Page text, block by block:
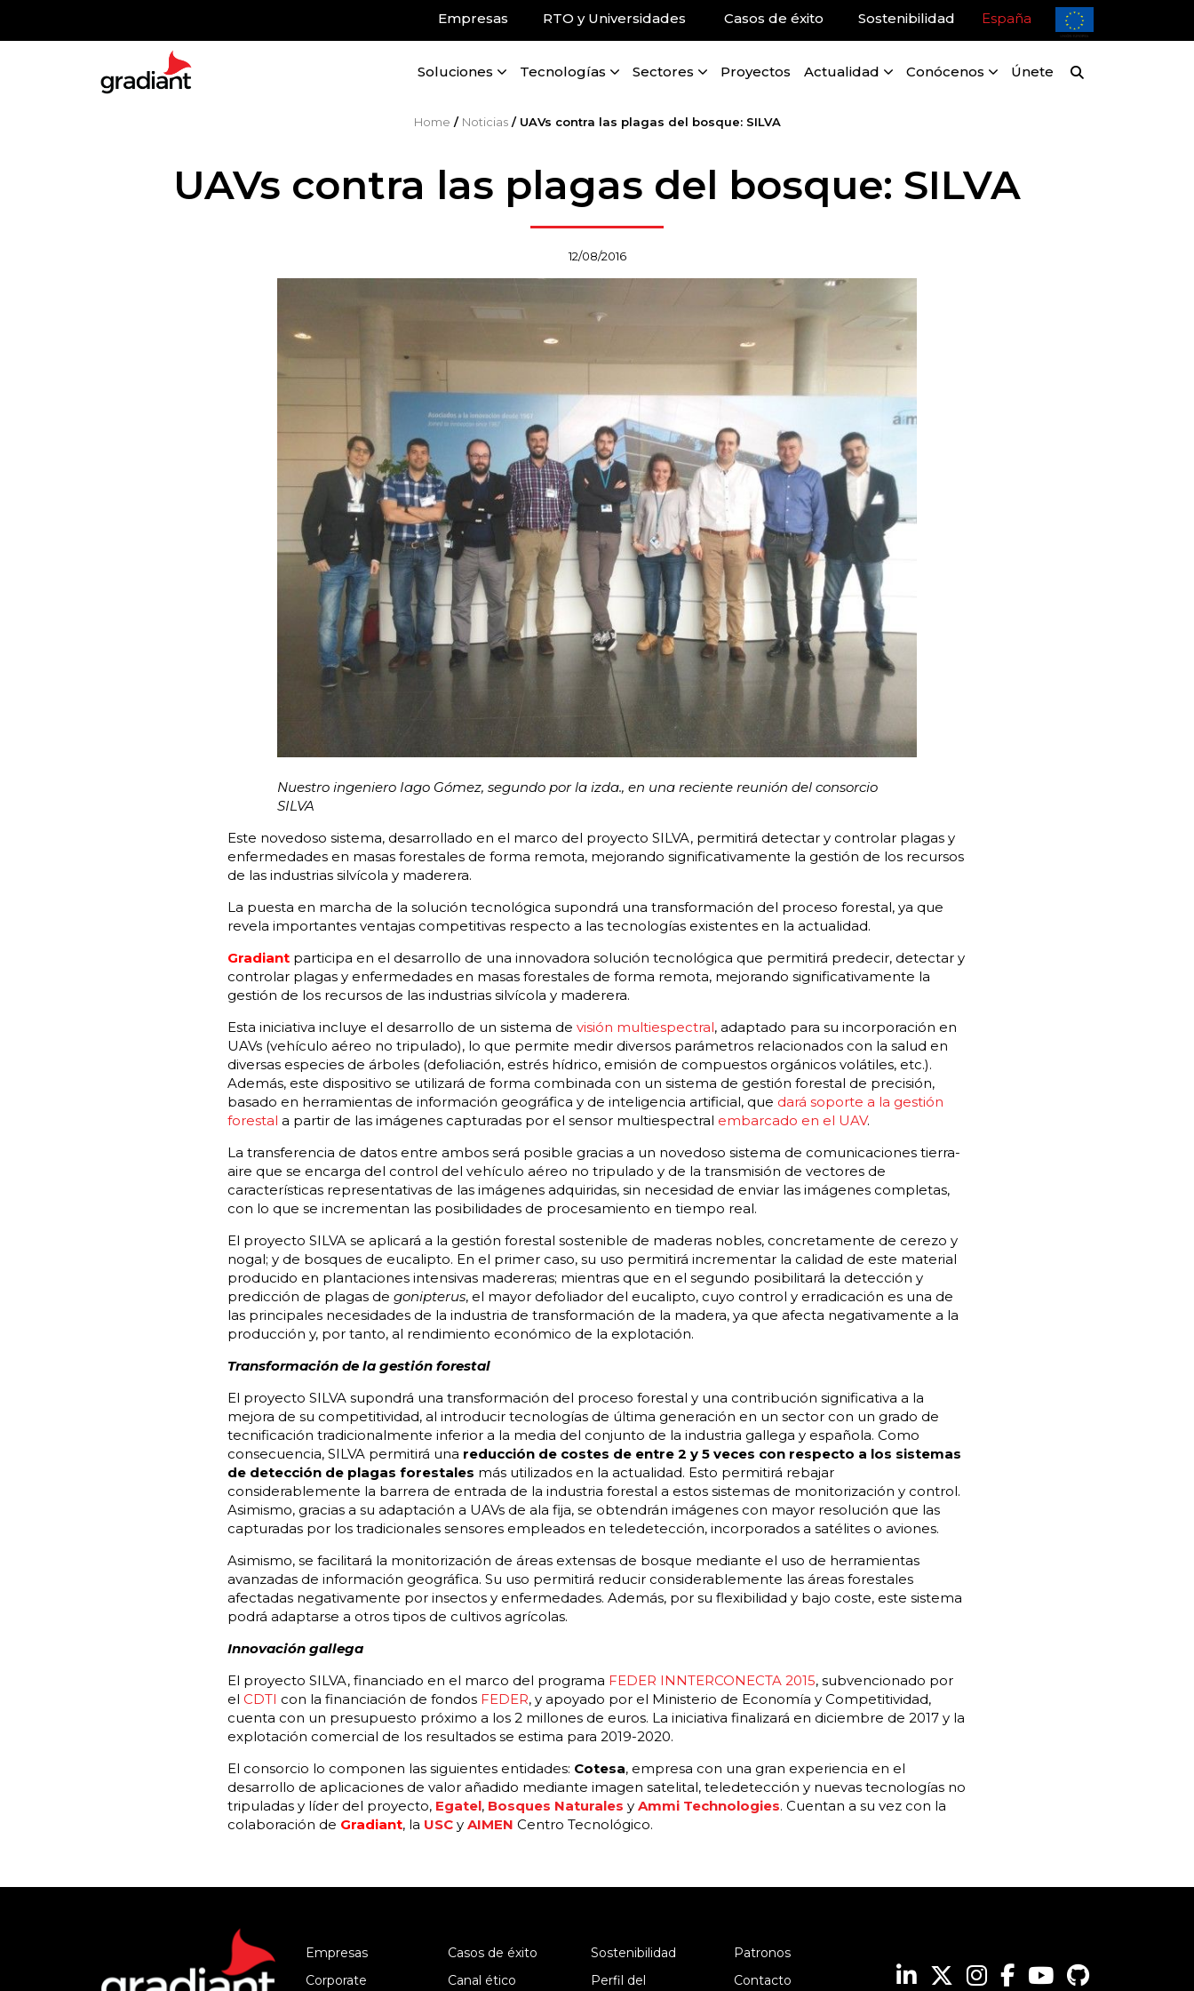
Empresas RTO y Universidades Casos de éxito Sostenibilidad España
Soluciones Tecnologías Sectores Proyectos Actualidad Conócenos Únete
Home / Noticias/ UAVs contra las plagas del bosque: SILVA
UAVs contra las plagas del bosque: SILVA
12/08/2016
Nuestro ingeniero Iago Gómez, segundo por la izda., en una reciente reunión del consorcio
SILVA
Este novedoso sistema, desarrollado en el marco del proyecto SILVA, permitirá detectar y controlar plagas y
enfermedades en masas forestales de forma remota, mejorando significativamente la gestión de los recursos
de las industrias silvícola y maderera.
La puesta en marcha de la solución tecnológica supondrá una transformación del proceso forestal, ya que
revela importantes ventajas competitivas respecto a las tecnologías existentes en la actualidad.
Gradiant participa en el desarrollo de una innovadora solución tecnológica que permitirá predecir, detectar y
controlar plagas y enfermedades en masas forestales de forma remota, mejorando significativamente la
gestión de los recursos de las industrias silvícola y maderera.
Esta iniciativa incluye el desarrollo de un sistema de visión multiespectral, adaptado para su incorporación en
UAVs (vehículo aéreo no tripulado), lo que permite medir diversos parámetros relacionados con la salud en
diversas especies de árboles (defoliación, estrés hídrico, emisión de compuestos orgánicos volátiles, etc.).
Además, este dispositivo se utilizará de forma combinada con un sistema de gestión forestal de precisión,
basado en herramientas de información geográfica y de inteligencia artificial, que dará soporte a la gestión
forestal a partir de las imágenes capturadas por el sensor multiespectral embarcado en el UAV.
La transferencia de datos entre ambos será posible gracias a un novedoso sistema de comunicaciones tierra-
aire que se encarga del control del vehículo aéreo no tripulado y de la transmisión de vectores de
características representativas de las imágenes adquiridas, sin necesidad de enviar las imágenes completas,
con lo que se incrementan las posibilidades de procesamiento en tiempo real.
El proyecto SILVA se aplicará a la gestión forestal sostenible de maderas nobles, concretamente de cerezo y
nogal; y de bosques de eucalipto. En el primer caso, su uso permitirá incrementar la calidad de este material
producido en plantaciones intensivas madereras; mientras que en el segundo posibilitará la detección y
predicción de plagas de gonipterus, el mayor defoliador del eucalipto, cuyo control y erradicación es una de
las principales necesidades de la industria de transformación de la madera, ya que afecta negativamente a la
producción y, por tanto, al rendimiento económico de la explotación.
Transformación de la gestión forestal
El proyecto SILVA supondrá una transformación del proceso forestal y una contribución significativa a la
mejora de su competitividad, al introducir tecnologías de última generación en un sector con un grado de
tecnificación tradicionalmente inferior a la media del conjunto de la industria gallega y española. Como
consecuencia, SILVA permitirá una reducción de costes de entre 2 y 5 veces con respecto a los sistemas
de detección de plagas forestales más utilizados en la actualidad. Esto permitirá rebajar
considerablemente la barrera de entrada de la industria forestal a estos sistemas de monitorización y control.
Asimismo, gracias a su adaptación a UAVs de ala fija, se obtendrán imágenes con mayor resolución que las
capturadas por los tradicionales sensores empleados en teledetección, incorporados a satélites o aviones.
Asimismo, se facilitará la monitorización de áreas extensas de bosque mediante el uso de herramientas
avanzadas de información geográfica. Su uso permitirá reducir considerablemente las áreas forestales
afectadas negativamente por insectos y enfermedades. Además, por su flexibilidad y bajo coste, este sistema
podrá adaptarse a otros tipos de cultivos agrícolas.
Innovación gallega
El proyecto SILVA, financiado en el marco del programa FEDER INNTERCONECTA 2015, subvencionado por
el CDTI con la financiación de fondos FEDER, y apoyado por el Ministerio de Economía y Competitividad,
cuenta con un presupuesto próximo a los 2 millones de euros. La iniciativa finalizará en diciembre de 2017 y la
explotación comercial de los resultados se estima para 2019-2020.
El consorcio lo componen las siguientes entidades: Cotesa, empresa con una gran experiencia en el
desarrollo de aplicaciones de valor añadido mediante imagen satelital, teledetección y nuevas tecnologías no
tripuladas y líder del proyecto, Egatel, Bosques Naturales y Ammi Technologies. Cuentan a su vez con la
colaboración de Gradiant, la USC y AIMEN Centro Tecnológico.
Empresas Casos de éxito Sostenibilidad
Patronos
Corporate
Canal ético Perfil del Contacto